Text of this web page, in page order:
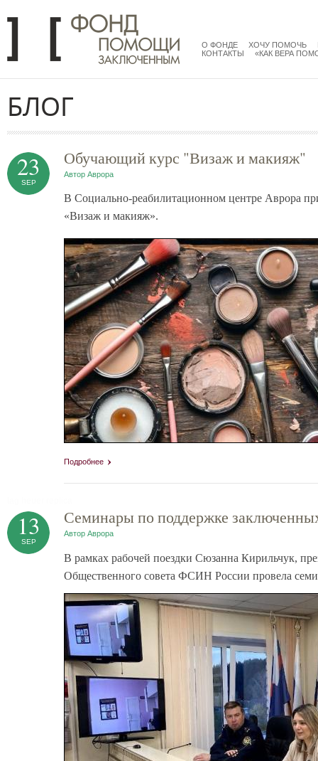
mainmenu
О ФОНДЕ ХОЧУ ПОМОЧЬ
КОНТАКТЫ
«КАК ВЕРА
БЛОГ
Обучающий курс "Визаж и макияж"
Автор Аврора
23
SEP
В Социально-реабилитационном центре Аврора
«Визаж и макияж».
Подробнее
Семинары по поддержке
Автор Аврора
13
SEP
В рамках рабочей поездки Сюзанна Кирильчук,
Общественного совета ФСИН России провела